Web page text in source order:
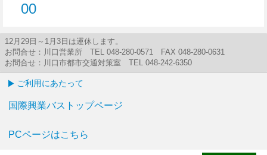
00
12月29日～1月3日は運休します。
お問合せ：川口営業所 TEL 048-280-0571 FAX 048-280-0631
お問合せ：川口市都市交通対策室 TEL 048-242-6350
ご利用にあたって
国際興業バストップページ
PCページはこちら